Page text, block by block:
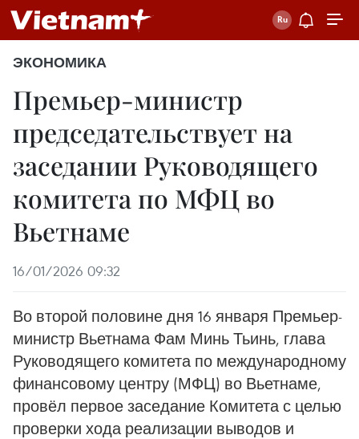
ЭКОНОМИКА
Премьер-министр
председательствует на
заседании Руководящего
комитета по МФЦ во
Вьетнаме
16/01/2026 09:32
Во второй половине дня 16 января Премьер-
министр Вьетнама Фам Минь Тьинь, глава
Руководящего комитета по международному
финансовому центру (МФЦ) во Вьетнаме,
провёл первое заседание Комитета с целью
проверки хода реализации выводов и